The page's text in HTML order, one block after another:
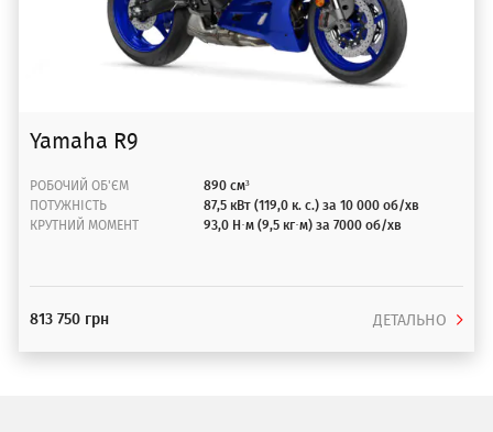
Yamaha R9
РОБОЧИЙ ОБ'ЄМ
890 см³
ПОТУЖНІСТЬ
87,5 кВт (119,0 к. с.) за 10 000 об/хв
КРУТНИЙ МОМЕНТ
93,0 Н·м (9,5 кг·м) за 7000 об/хв
813 750 грн ДЕТАЛЬНО